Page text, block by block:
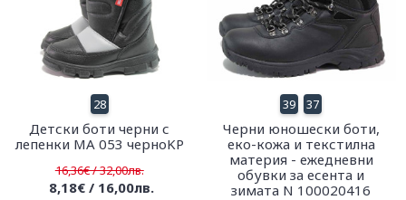
28
Детски боти черни с
лепенки МА 053 черноKP
16,36€ / 32,00лв.
8,18€ / 16,00лв.
39 37
Черни юношески боти,
еко-кожа и текстилна
материя - ежедневни
обувки за есента и
зимата N 100020416